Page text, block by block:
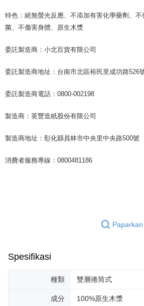
特色：絕無螢光反應、不添加有害化學藥劑、
菌、不傷害身體、原生木漿
委託製造商：小北百貨有限公司
委託製造商地址：台南市北區裕民里成功路526
委託製造商電話：0800-002198
製造商：英豐造紙股份有限公司
製造商地址：彰化縣員林市中央里中央路500號
消費者服務專線：0800481186
Spesifikasi
種類 雙層捲筒式
成分 100%原生木漿